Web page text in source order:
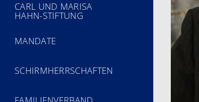
CARL UND MARISA
HAHN-STIFTUNG
MANDATE
SCHIRMHERRSCHAFTEN